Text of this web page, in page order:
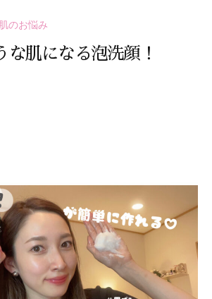
のお悩み
な肌になる泡洗顔！